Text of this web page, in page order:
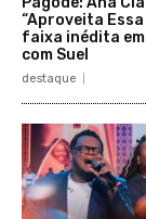
“Aproveita Essa
faixa inédita
com Suel
destaque